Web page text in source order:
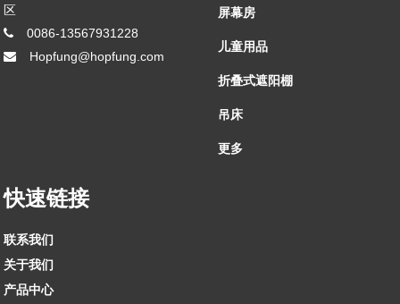
区
0086-13567931228
Hopfung@hopfung.com
屏幕房
儿童用品
折叠式遮阳棚
吊床
更多
快速链接
联系我们
关于我们
产品中心